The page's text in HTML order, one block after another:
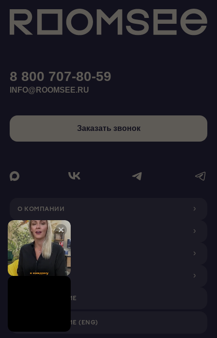
О КОМПАНИИ
ДИЗАЙНЕРАМ
ПОКУПАТЕЛЯМ
ПАРТНЕРАМ
VR ПРИЛОЖЕНИЕ
VR ПРИЛОЖЕНИЕ (ENG)
8 800 707-80-59
INFO@ROOMSEE.RU
Заказать звонок